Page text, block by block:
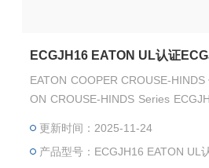
ECGJH16 EATON UL认证
EATON COOPER CROUSE-
ON CROUSE-HINDS Series
USE-HINDS 总代理-Kunshan
更新时间：2025-11-24
产品型号：ECGJH16 EATON UL